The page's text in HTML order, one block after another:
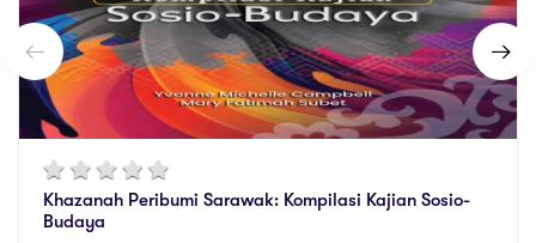
Khazanah Peribumi Sarawak: Kompilasi Kajian Sosio-
Budaya